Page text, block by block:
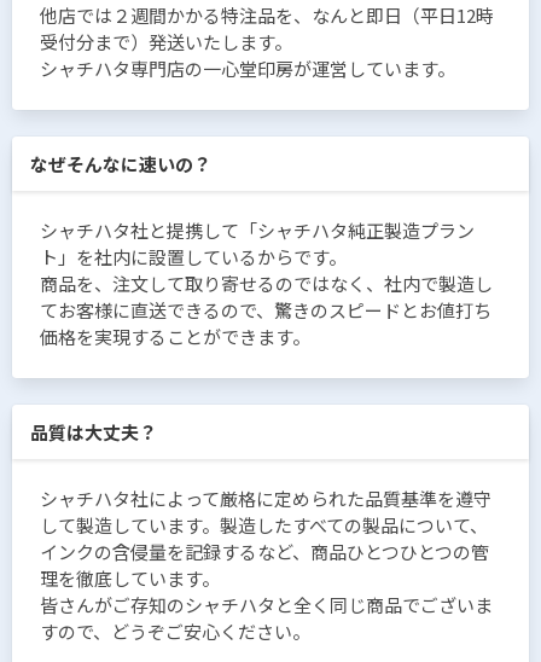
他店では２週間かかる特注品を、なんと即日（平日12時
受付分まで）発送いたします。
シャチハタ専門店の一心堂印房が運営しています。
なぜそんなに速いの？
シャチハタ社と提携して「シャチハタ純正製造プラン
ト」を社内に設置しているからです。
商品を、注文して取り寄せるのではなく、社内で製造し
てお客様に直送できるので、驚きのスピードとお値打ち
価格を実現することができます。
品質は大丈夫？
シャチハタ社によって厳格に定められた品質基準を遵守
して製造しています。製造したすべての製品について、
インクの含侵量を記録するなど、商品ひとつひとつの管
理を徹底しています。
皆さんがご存知のシャチハタと全く同じ商品でございま
すので、どうぞご安心ください。